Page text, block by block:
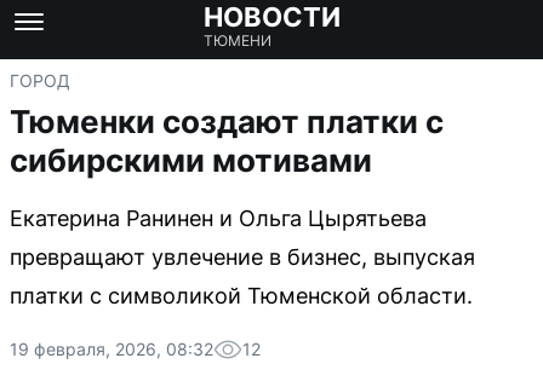
НОВОСТИ
ТЮМЕНИ
ГОРОД
Тюменки создают платки с
сибирскими мотивами
Екатерина Ранинен и Ольга Цырятьева
превращают увлечение в бизнес, выпуская
платки с символикой Тюменской области.
19 февраля, 2026, 08:32 12